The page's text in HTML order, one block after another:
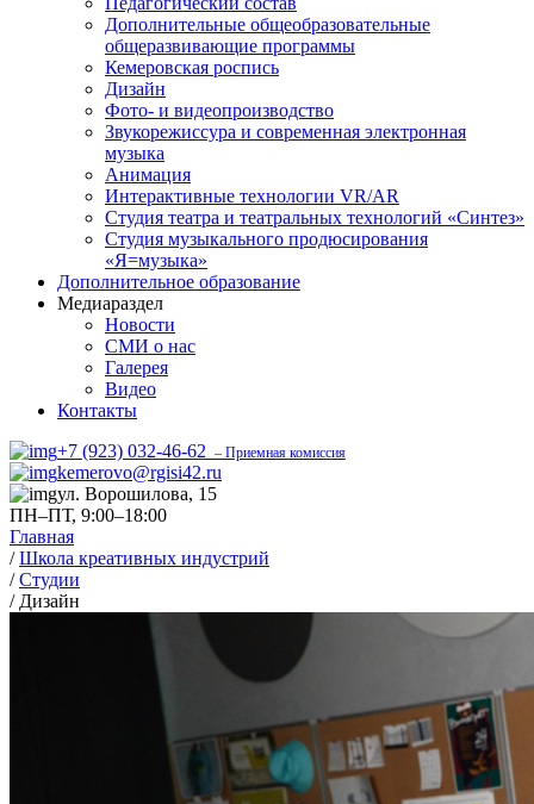
Дополнительные общеобразовательные
общеразвивающие программы
Кемеровская роспись
Дизайн
Фото- и видеопроизводство
Звукорежиссура и современная электронная
музыка
Анимация
Интерактивные технологии VR/AR
Студия театра и театральных технологий «Синтез»
Студия музыкального продюсирования
«Я=музыка»
Дополнительное образование
Медиараздел
Новости
СМИ о нас
Галерея
Видео
Контакты
+7 (923) 032-46-62 – Приемная комиссия
kemerovo@rgisi42.ru
ул. Ворошилова, 15
ПН–ПТ, 9:00–18:00
Главная
/ Школа креативных индустрий
/ Студии
/ Дизайн